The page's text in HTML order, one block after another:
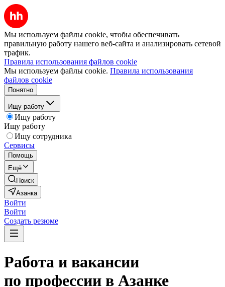
Мы используем файлы cookie, чтобы обеспечивать
правильную работу нашего веб-сайта и анализировать сетевой
трафик.
Правила использования файлов cookie
Мы используем файлы cookie. Правила использования
файлов cookie
Понятно
Ищу работу
Ищу работу
Ищу работу
Ищу сотрудника
Сервисы
Помощь
Ещё
Поиск
Азанка
Войти
Войти
Создать резюме
Работа и вакансии
по профессии в Азанке